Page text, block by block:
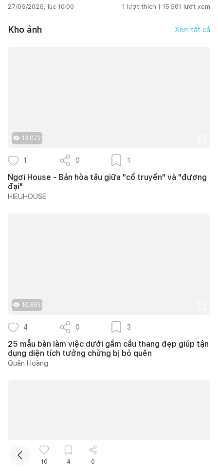
27/06/2026, lúc 10:00 1 lượt thích | 15.681 lượt xem
Kho ảnh Xem tất cả
13.072
1 0 1
Ngơi House - Bản hòa tấu giữa "cổ truyền" và "đương
đại"
HIEUHOUSE
10.363
4 0 3
25 mẫu bàn làm việc dưới gầm cầu thang đẹp giúp tận
dụng diện tích tưởng chừng bị bỏ quên
Quân Hoàng
10 4 0
Kết nối thiết kế, thi công